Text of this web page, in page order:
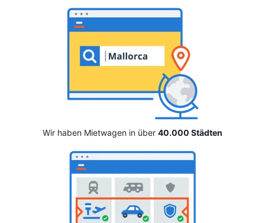
Wir haben Mietwagen in über 40.000 Städten